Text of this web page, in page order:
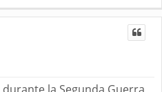
r
r